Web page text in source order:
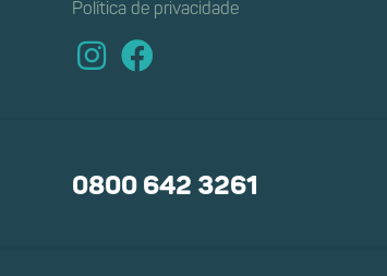
Política de privacidade
0800 642 3261